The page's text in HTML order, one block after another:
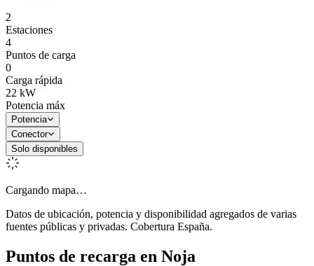
2
Estaciones
4
Puntos de carga
0
Carga rápida
22 kW
Potencia máx
Potencia
Conector
Solo disponibles
Cargando mapa…
Datos de ubicación, potencia y disponibilidad agregados de varias
fuentes públicas y privadas. Cobertura España.
Puntos de recarga en Noja